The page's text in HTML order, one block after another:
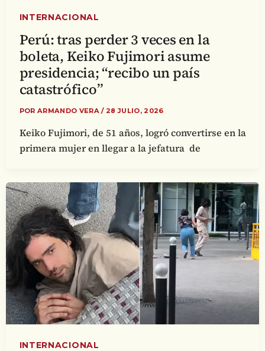
INTERNACIONAL
Perú: tras perder 3 veces en la
boleta, Keiko Fujimori asume
presidencia; “recibo un país
catastrófico”
POR ARMANDO VERA/ 28 JULIO, 2026
Keiko Fujimori, de 51 años, logró convertirse en la
primera mujer en llegar a la jefatura de
INTERNACIONAL